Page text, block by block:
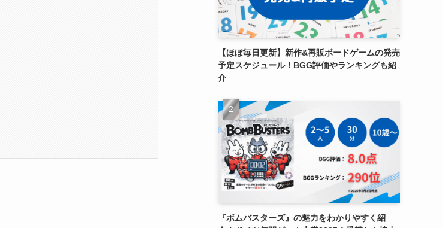
【ほぼ毎日更新】新作&再販ボードゲームの発売
予定スケジュール！BGG評価やランキングも紹
介
『ボムバスターズ』の魅力をわかりやすく紹